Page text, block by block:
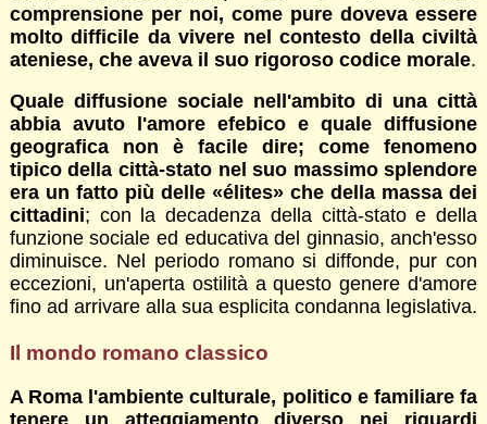
comprensione per noi, come pure doveva essere
molto difficile da vivere nel contesto della civiltà
ateniese, che aveva il suo rigoroso codice morale.
Quale diffusione sociale nell'ambito di una città
abbia avuto l'amore efebico e quale diffusione
geografica non è facile dire; come fenomeno
tipico della città-stato nel suo massimo splendore
era un fatto più delle «élites» che della massa dei
cittadini; con la decadenza della città-stato e della
funzione sociale ed educativa del ginnasio, anch'esso
diminuisce. Nel periodo romano si diffonde, pur con
eccezioni, un'aperta ostilità a questo genere d'amore
fino ad arrivare alla sua esplicita condanna legislativa.
Il mondo romano classico
A Roma l'ambiente culturale, politico e familiare fa